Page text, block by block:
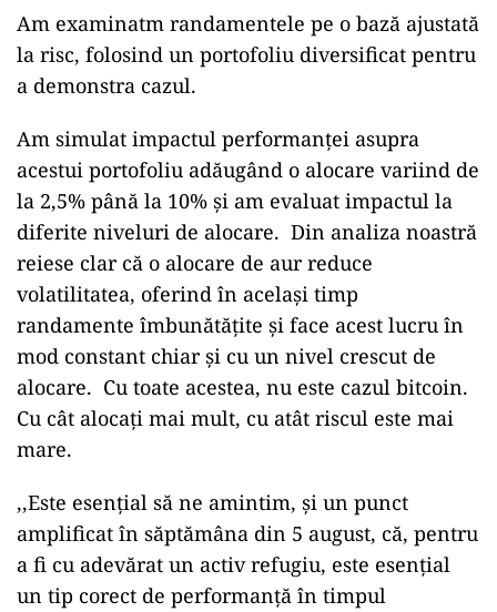
Am examinatm randamentele pe o bază ajustată
la risc, folosind un portofoliu diversificat pentru
a demonstra cazul.
Am simulat impactul performanței asupra
acestui portofoliu adăugând o alocare variind de
la 2,5% până la 10% și am evaluat impactul la
diferite niveluri de alocare. Din analiza noastră
reiese clar că o alocare de aur reduce
volatilitatea, oferind în același timp
randamente îmbunătățite și face acest lucru în
mod constant chiar și cu un nivel crescut de
alocare. Cu toate acestea, nu este cazul bitcoin.
Cu cât alocați mai mult, cu atât riscul este mai
mare.
,,Este esențial să ne amintim, și un punct
amplificat în săptămâna din 5 august, că, pentru
a fi cu adevărat un activ refugiu, este esențial
un tip corect de performanță în timpul